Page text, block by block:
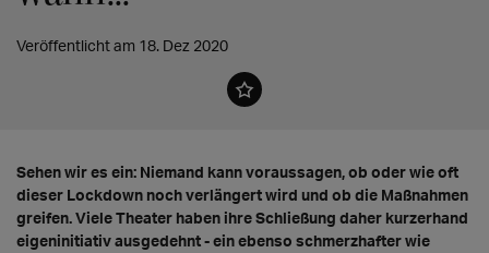
Veröffentlicht am 18. Dez 2020
Sehen wir es ein: Niemand kann voraussagen, ob oder wie oft
dieser Lockdown noch verlängert wird und ob die Maßnahmen
greifen. Viele Theater haben ihre Schließung daher kurzerhand
eigeninitiativ ausgedehnt - ein ebenso schmerzhafter wie